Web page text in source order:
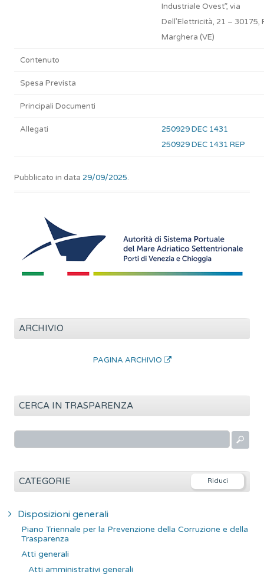
Industriale Ovest”, via
Dell’Elettricità, 21 – 30175,
Marghera (VE)
Contenuto
Spesa Prevista
Principali Documenti
Allegati
250929 DEC 1431
250929 DEC 1431 REP
Pubblicato in data 29/09/2025.
ARCHIVIO
PAGINA ARCHIVIO
CERCA IN TRASPARENZA
r
CATEGORIE
Disposizioni generali
Piano Triennale per la Prevenzione della Corruzione e della
Trasparenza
Atti generali
Atti amministrativi generali